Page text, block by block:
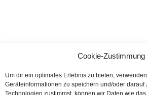
Cookie-Zustimmung
Um dir ein optimales Erlebnis zu bieten,
Geräteinformationen zu speichern und/oder darauf
Technologien zustimmst, können wir Daten wie